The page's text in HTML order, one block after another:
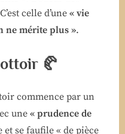
celle d’une « vie
ne mérite plus ».
🥐
commence par un
une« prudence de
et se faufile « de pièce